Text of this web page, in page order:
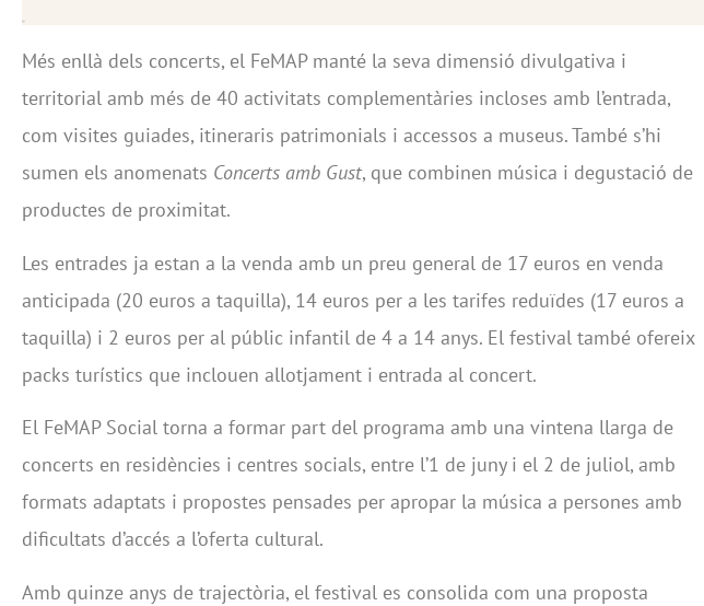
Més enllà dels concerts, el FeMAP manté la seva dimensió divulgativa i
territorial amb més de 40 activitats complementàries incloses amb l’entrada,
com visites guiades, itineraris patrimonials i accessos a museus. També s’hi
sumen els anomenats Concerts amb Gust, que combinen música i degustació de
productes de proximitat.
Les entrades ja estan a la venda amb un preu general de 17 euros en venda
anticipada (20 euros a taquilla), 14 euros per a les tarifes reduïdes (17 euros a
taquilla) i 2 euros per al públic infantil de 4 a 14 anys. El festival també ofereix
packs turístics que inclouen allotjament i entrada al concert.
El FeMAP Social torna a formar part del programa amb una vintena llarga de
concerts en residències i centres socials, entre l’1 de juny i el 2 de juliol, amb
formats adaptats i propostes pensades per apropar la música a persones amb
dificultats d’accés a l’oferta cultural.
Amb quinze anys de trajectòria, el festival es consolida com una proposta